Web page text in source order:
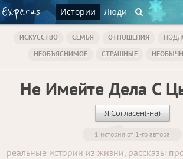
Истории Люди
ИСКУССТВО СЕМЬЯ ОТНОШЕНИЯ
НЕОБЪЯСНИМОЕ
СТРАШНЫЕ
Не Имейте Дела С
Я Согласен(-на)
1 история от 1-го автора
реальные истории из жизни, рассказы